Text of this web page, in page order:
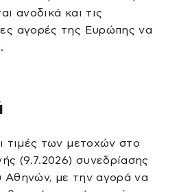
ανοδικά και τις
αγορές της Ευρώπης να
τιμές των μετοχών στο
(9.7.2026) συνεδρίασης
Αθηνών, με την αγορά να